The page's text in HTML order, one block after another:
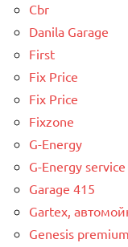
Cbr
Danila Garage
First
Fix Price
Fix Price
Fixzone
G-Energy
G-Energy service
Garage 415
Gartex,
Genesis